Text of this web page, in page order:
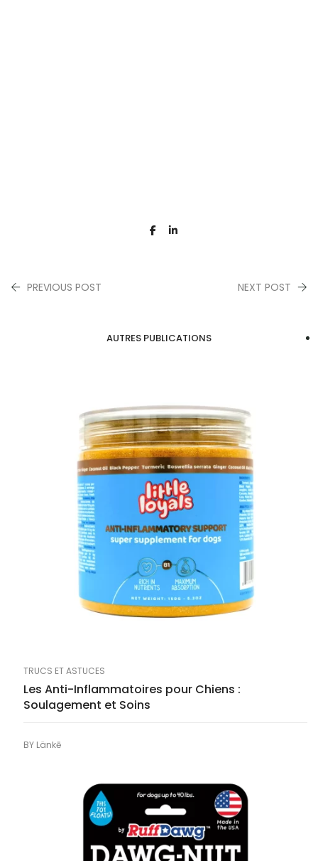
PREVIOUS POST NEXT POST
AUTRES PUBLICATIONS
TRUCS ET ASTUCES
Les Anti-Inflammatoires pour Chiens :
Soulagement et Soins
BY Länkē